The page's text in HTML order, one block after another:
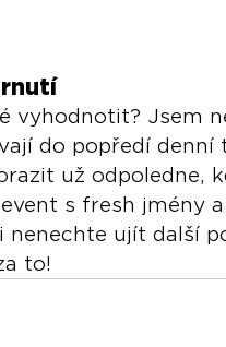
vyhodnotit? Jsem
do popředí
už odpoledne,
s fresh jmény
nenechte ujít další
to!